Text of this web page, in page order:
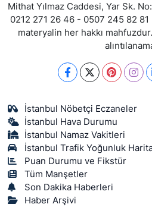
Mithat Yılmaz Caddesi, Yar Sk.
0212 271 26 46 - 0507 245 82 81
materyalin her hakkı
İstanbul Nöbetçi Eczaneler
İstanbul Hava Durumu
İstanbul Namaz Vakitleri
İstanbul Trafik Yoğunluk
Puan Durumu ve Fikstür
Tüm Manşetler
Son Dakika Haberleri
Haber Arşivi